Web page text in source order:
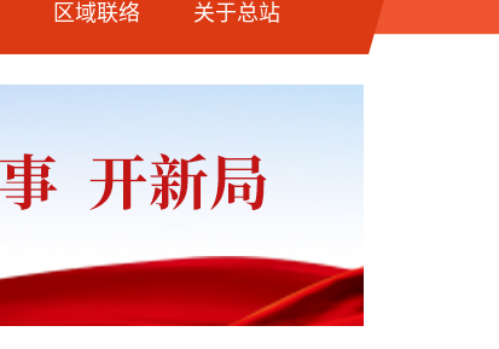
区域联络 关于总站